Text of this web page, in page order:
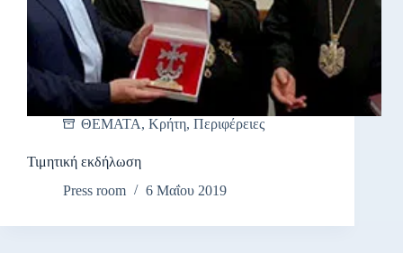
ΘΕΜΑΤΑ, Κρήτη, Περιφέρειες
Τιμητική εκδήλωση
Press room
6 Μαΐου 2019